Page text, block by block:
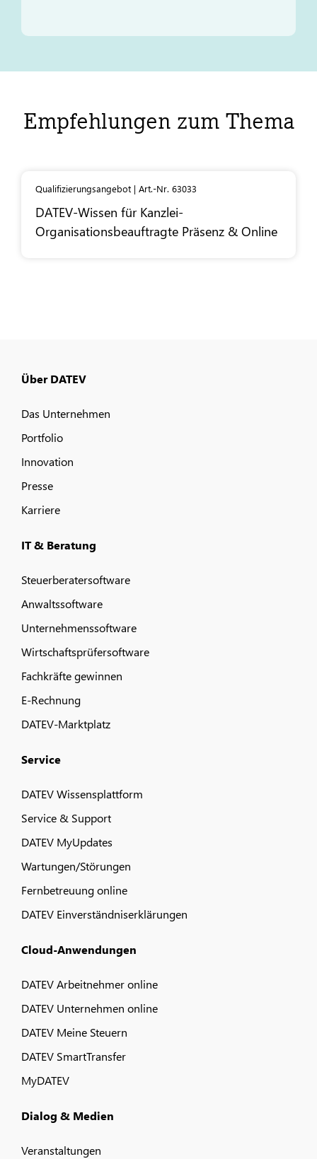
Empfehlungen zum Thema
Qualifizierungsangebot | Art.-Nr. 63033
DATEV-Wissen für Kanzlei-
Organisationsbeauftragte Präsenz & Online
Über DATEV
Das Unternehmen
Portfolio
Innovation
Presse
Karriere
IT & Beratung
Steuerberatersoftware
Anwaltssoftware
Unternehmenssoftware
Wirtschaftsprüfersoftware
Fachkräfte gewinnen
E-Rechnung
DATEV-Marktplatz
Service
DATEV Wissensplattform
Service & Support
DATEV MyUpdates
Wartungen/Störungen
Fernbetreuung online
DATEV Einverständniserklärungen
Cloud-Anwendungen
DATEV Arbeitnehmer online
DATEV Unternehmen online
DATEV Meine Steuern
DATEV SmartTransfer
MyDATEV
Dialog & Medien
Veranstaltungen